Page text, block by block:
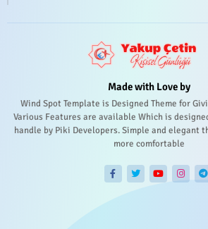
Made with Love by
Wind Spot Template is Designed Theme for
Various Features are available Which is
handle by Piki Developers. Simple and elegant
more comfortable